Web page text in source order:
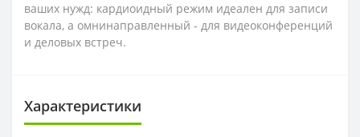
ваших нужд: кардиоидный режим идеален для записи
вокала, а омнинаправленный - для видеоконференций
и деловых встреч.
Характеристики